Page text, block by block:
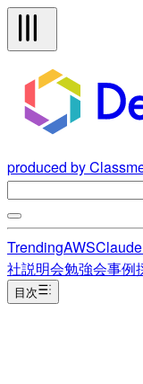
produced by
TrendingAWSClaude
社説明会勉強会事例
目次